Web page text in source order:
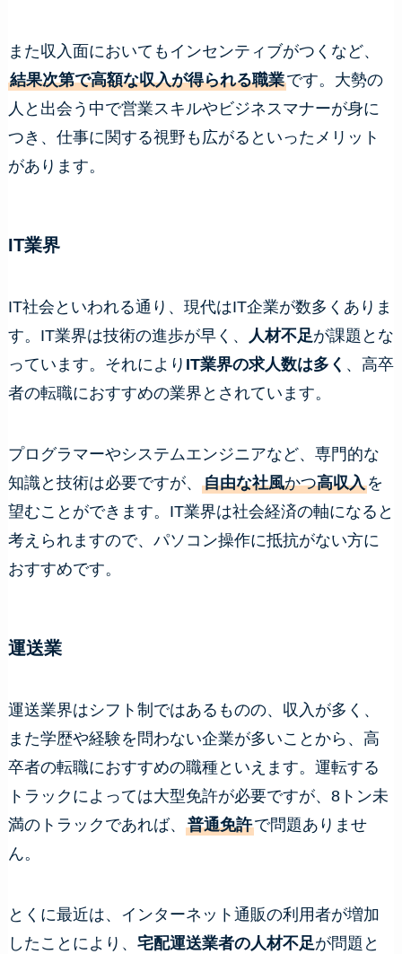
また収入面においてもインセンティブがつくなど、
結果次第で高額な収入が得られる職業です。大勢の
人と出会う中で営業スキルやビジネスマナーが身に
つき、仕事に関する視野も広がるといったメリット
があります。
IT業界
IT社会といわれる通り、現代はIT企業が数多くありま
す。IT業界は技術の進歩が早く、
人材不足が課題とな
っています。それにより IT業界の求人数は多く 、高卒
者の転職におすすめの業界とされています。
プログラマーやシステムエンジニアなど、専門的な
知識と技術は必要ですが、 自由な社風かつ高収入を
望むことができます。IT業界は社会経済の軸になると
考えられますので、パソコン操作に抵抗がない方に
おすすめです。
運送業
運送業界はシフト制ではあるものの、収入が多く、
また学歴や経験を問わない企業が多いことから、高
卒者の転職におすすめの職種といえます。運転する
トラックによっては大型免許が必要ですが、8トン未
満のトラックであれば、 普通免許で問題ありませ
ん。
とくに最近は、インターネット通販の利用者が増加
したことにより、 宅配運送業者の人材不足が問題と